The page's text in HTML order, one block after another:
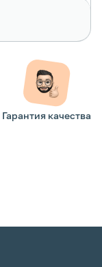
Гарантия качества